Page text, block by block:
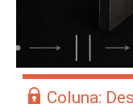
Coluna: